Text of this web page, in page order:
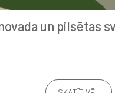
un pilsētas